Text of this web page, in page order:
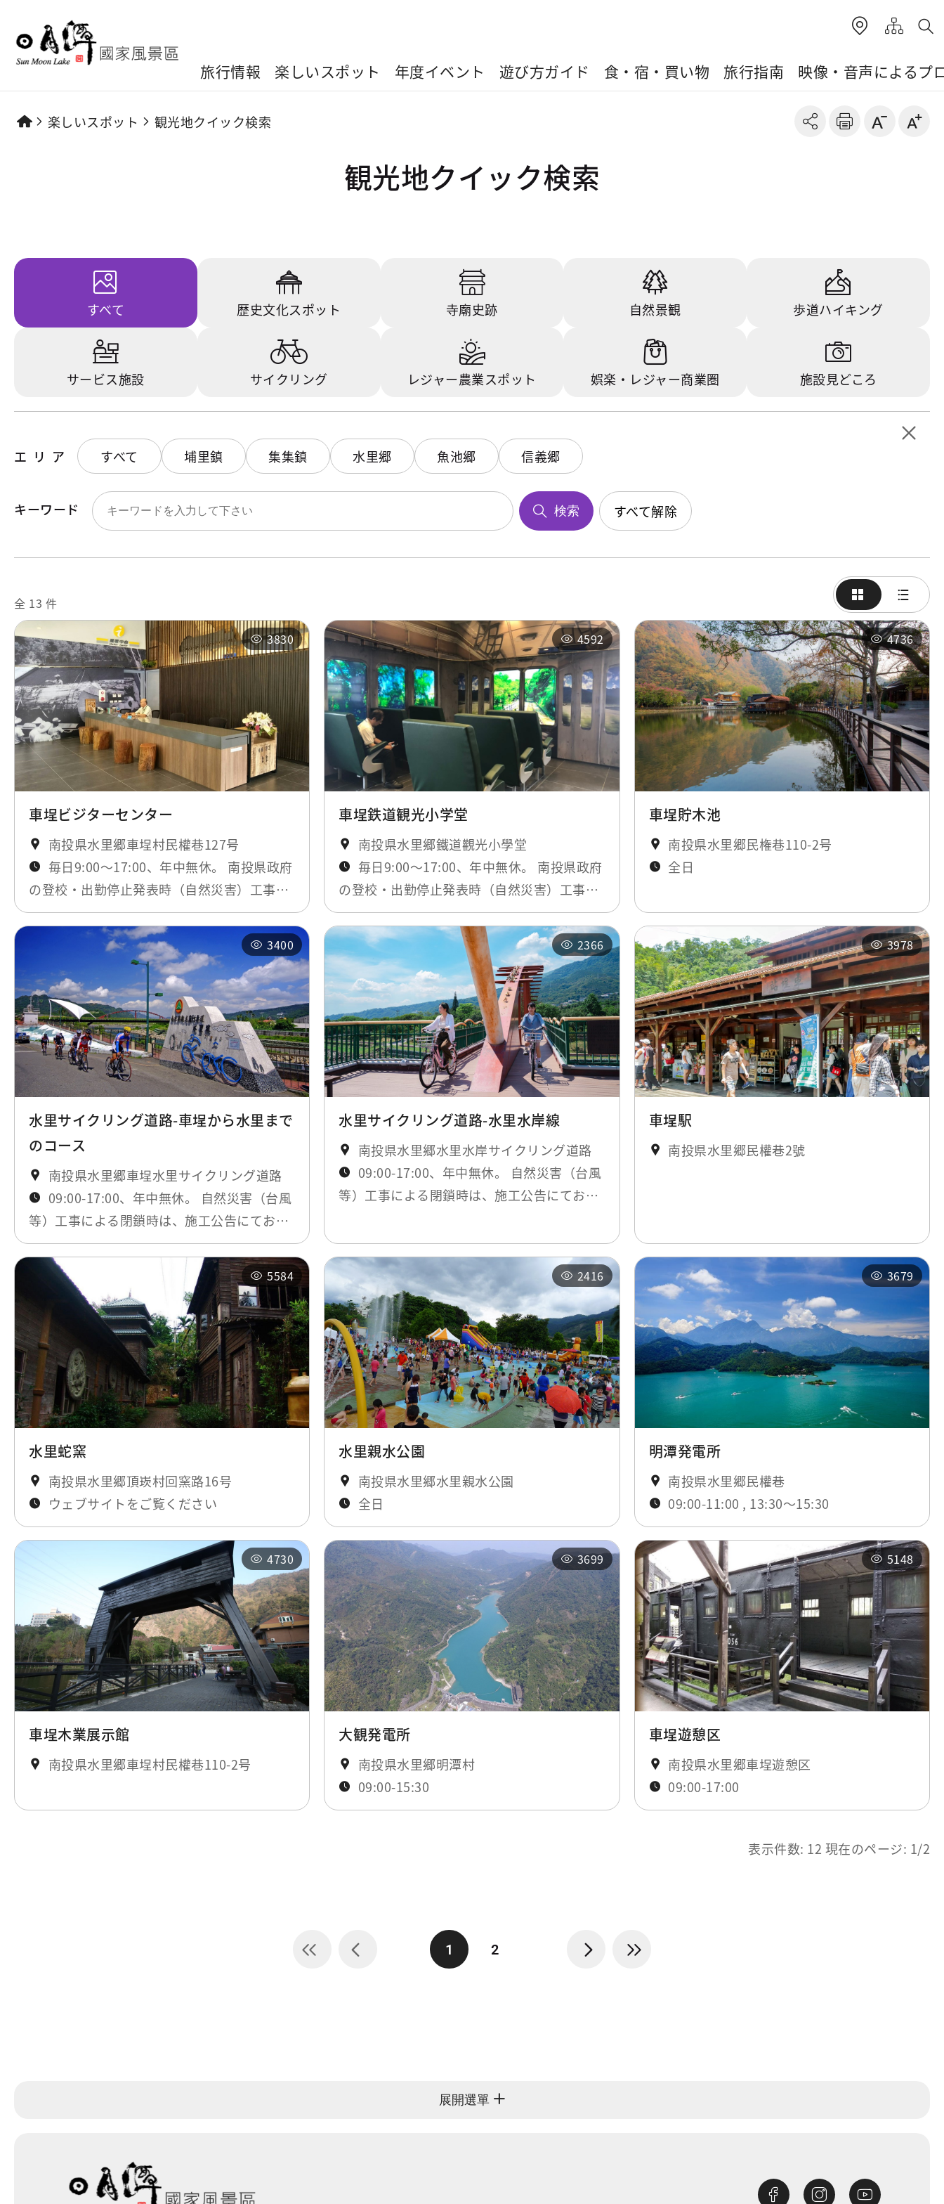
旅行情報 楽しいスポット 年度イベント 遊び方ガイド 食・宿・買い物 旅行指南 映像・音声によるプ
楽しいスポット 観光地クイック検索
観光地クイック検索
すべて 歴史文化スポット 寺廟史跡 自然景観 歩道ハイキング
サービス施設 サイクリング レジャー農業スポット 娯楽・レジャー商業圏 施設見どころ
エリア すべて 埔里鎮 集集鎮 水里郷 魚池郷 信義郷
キーワード 検索 すべて解除
全 13 件
3830
車埕ビジターセンター
南投県水里郷車埕村民權巷127号
毎日9:00～17:00、年中無休。 南投県政府
の登校・出勤停止発表時（自然災害）工事期
間のみ閉鎖。最新ニュースにてお知らせしま
4592
車埕鉄道観光小学堂
南投県水里郷鐵道觀光小學堂
毎日9:00～17:00、年中無休。 南投県政府
の登校・出勤停止発表時（自然災害）工事期
間のみ閉鎖。最新ニュースにてお知らせしま
す。
4736
車埕貯木池
南投県水里郷民権巷110-2号
全日
3400
水里サイクリング道路-車埕から水里まで
のコース
南投県水里郷車埕水里サイクリング道路
09:00-17:00、年中無休。 自然災害（台風
等）工事による閉鎖時は、施工公告にてお知
らせします。
2366
水里サイクリング道路-水里水岸線
南投県水里郷水里水岸サイクリング道路
09:00-17:00、年中無休。 自然災害（台風
等）工事による閉鎖時は、施工公告にてお知
3978
車埕駅
南投県水里郷民權巷2號
5584
水里蛇窯
南投県水里郷頂崁村回窯路16号
ウェブサイトをご覧ください
2416
水里親水公園
南投県水里郷水里親水公園
全日
3679
明潭発電所
南投県水里郷民權巷
09:00-11:00 , 13:30～15:30
4730
車埕木業展示館
南投県水里郷車埕村民權巷110-2号
3699
大観発電所
南投県水里郷明潭村
09:00-15:30
5148
車埕遊憩区
南投県水里郷車埕遊憩区
09:00-17:00
表示件数: 12 現在のページ: 1/2
1 2
展開選單